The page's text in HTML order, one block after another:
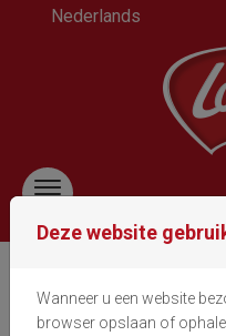
Nederlands
Deze website
Wanneer u een website
browser opslaan of